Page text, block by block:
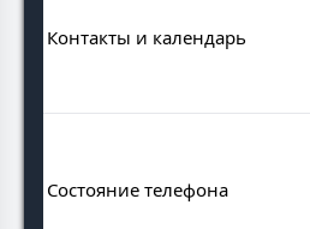
Контакты и календарь
Состояние телефона